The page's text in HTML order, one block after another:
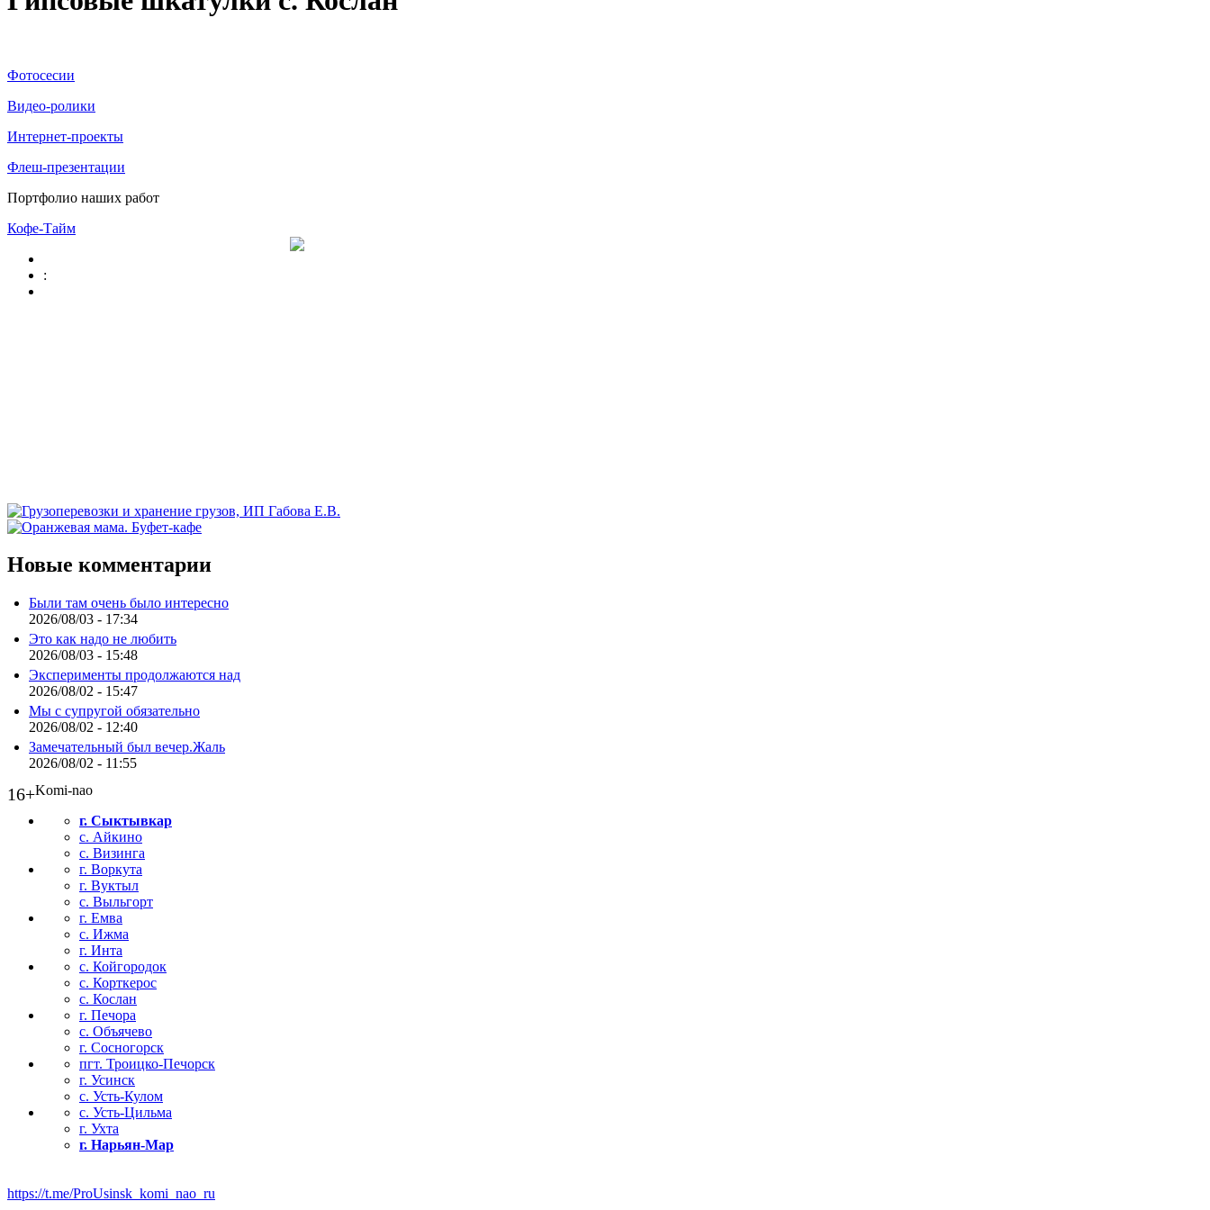
Фотосесии
Видео-ролики
Интернет-проекты
Флеш-презентации
Портфолио наших работ
Кофе-Тайм
:
Новые комментарии
Были там очень было интересно
2026/08/03 - 17:34
Это как надо не любить
2026/08/03 - 15:48
Эксперименты продолжаются над
2026/08/02 - 15:47
Мы с супругой обязательно
2026/08/02 - 12:40
Замечательный был вечер.Жаль
2026/08/02 - 11:55
16+Komi-nao
г. Сыктывкар
с. Айкино
с. Визинга
г. Воркута
г. Вуктыл
с. Выльгорт
г. Емва
с. Ижма
г. Инта
с. Койгородок
с. Корткерос
с. Кослан
г. Печора
с. Объячево
г. Сосногорск
пгт. Троицко-Печорск
г. Усинск
с. Усть-Кулом
с. Усть-Цильма
г. Ухта
г. Нарьян-Мар
https://t.me/ProUsinsk_komi_nao_ru